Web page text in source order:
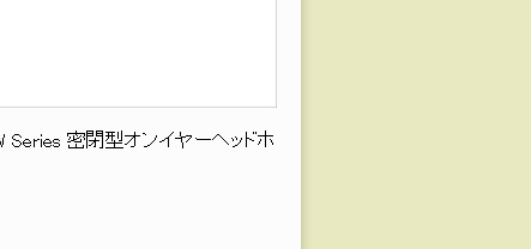
密閉型オンイヤーヘッドホ